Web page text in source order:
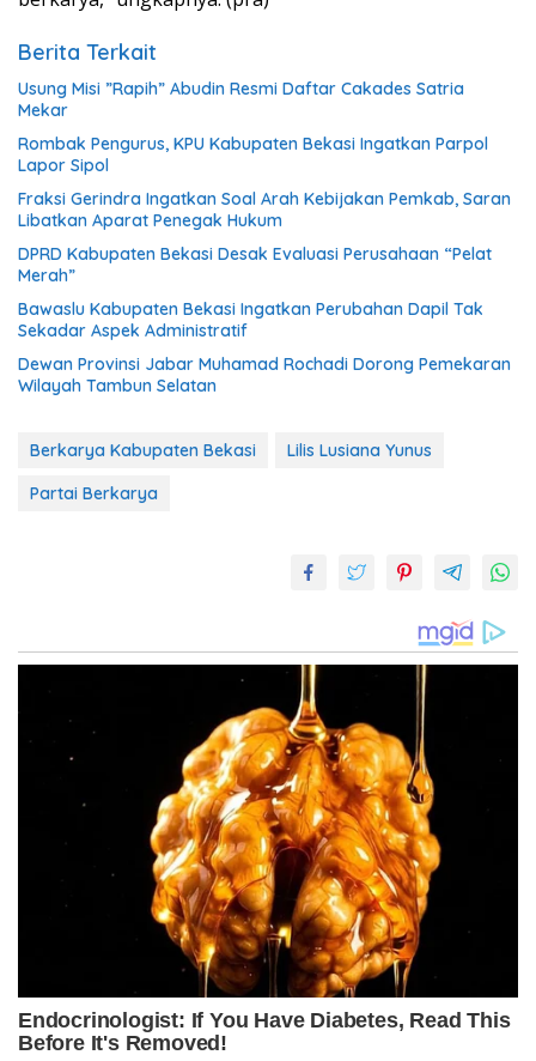
Berita Terkait
Usung Misi ”Rapih” Abudin Resmi Daftar Cakades Satria
Mekar
Rombak Pengurus, KPU Kabupaten Bekasi Ingatkan Parpol
Lapor Sipol
Fraksi Gerindra Ingatkan Soal Arah Kebijakan Pemkab, Saran
Libatkan Aparat Penegak Hukum
DPRD Kabupaten Bekasi Desak Evaluasi Perusahaan “Pelat
Merah”
Bawaslu Kabupaten Bekasi Ingatkan Perubahan Dapil Tak
Sekadar Aspek Administratif
Dewan Provinsi Jabar Muhamad Rochadi Dorong Pemekaran
Wilayah Tambun Selatan
Berkarya Kabupaten Bekasi
Lilis Lusiana Yunus
Partai Berkarya